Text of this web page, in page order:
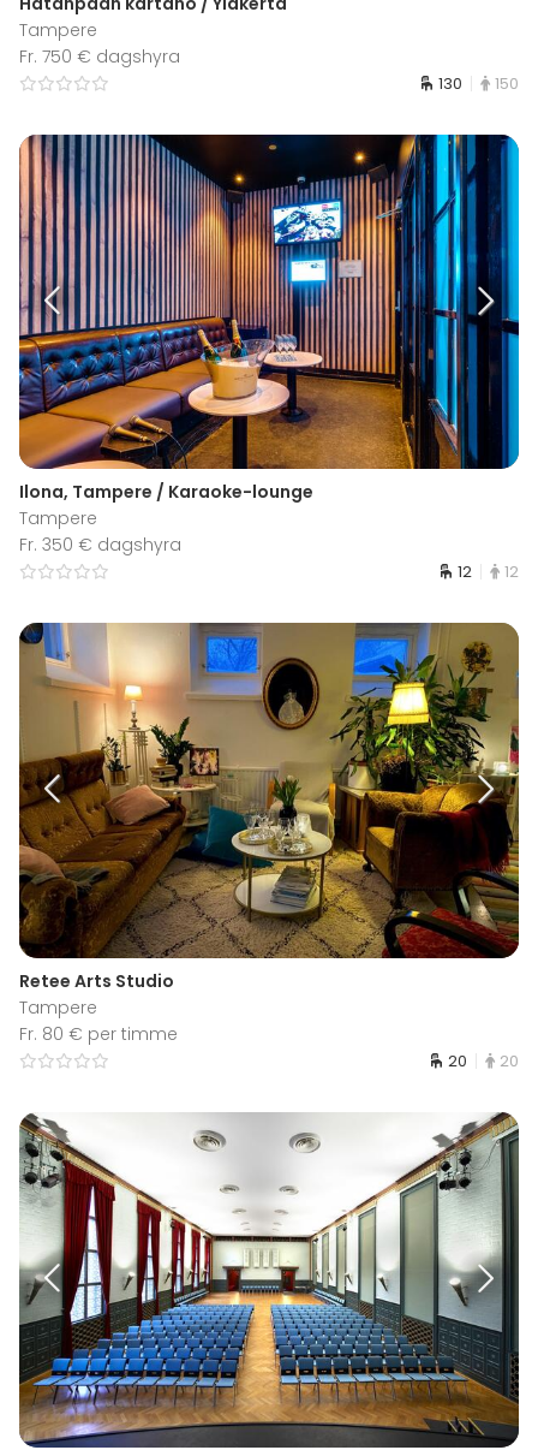
Tampere
Fr. 750 € dagshyra
130 150
Ilona, Tampere / Karaoke-lounge
Tampere
Fr. 350 € dagshyra
12 12
Retee Arts Studio
Tampere
Fr. 80 € per timme
20 20